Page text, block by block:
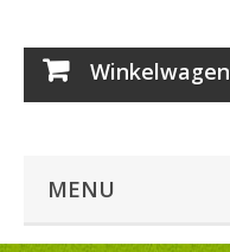
Winkelwagen
MENU